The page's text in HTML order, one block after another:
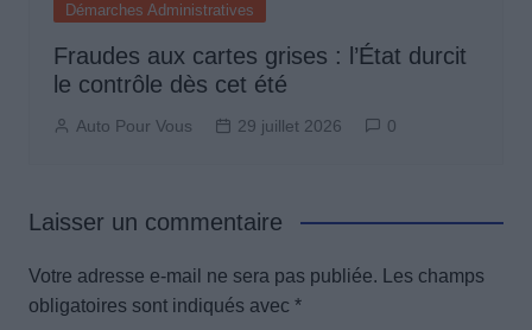
Démarches Administratives
Fraudes aux cartes grises : l’État durcit
le contrôle dès cet été
Auto Pour Vous 29 juillet 2026 0
Laisser un commentaire
Votre adresse e-mail ne sera pas publiée.
Les champs
obligatoires sont indiqués avec *